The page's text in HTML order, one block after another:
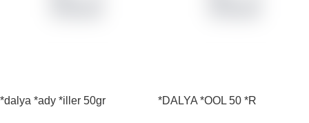
*dalya *ady *iller 50gr *DALYA *OOL 50 *R